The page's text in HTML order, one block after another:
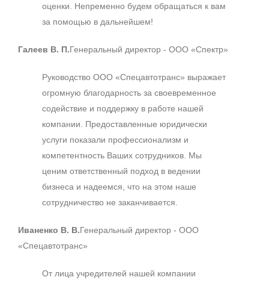
оценки. Непременно будем обращаться к вам
за помощью в дальнейшем!
Галеев В. П.Генеральный директор - ООО «Спектр»
Руководство ООО «Спецавтотранс» выражает
огромную благодарность за своевременное
содействие и поддержку в работе нашей
компании. Предоставленные юридически
услуги показали профессионализм и
компетентность Ваших сотрудников. Мы
ценим ответственный подход в ведении
бизнеса и надеемся, что на этом наше
сотрудничество не заканчивается.
Иваненко В. В.Генеральный директор - ООО
«Спецавтотранс»
От лица учредителей нашей компании